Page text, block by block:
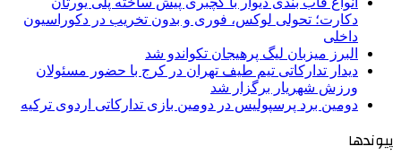
دکارت؛ تحولی لوکس، فوری و بدون تخریب در دکوراسیون
داخلی
البرز میزبان لیگ پرهیجان تکواندو شد
دیدار تدارکاتی تیم طیف تهران در کرج با حضور مسئولان
ورزش شهریار برگزار شد
دومین برد پرسپولیس در دومین بازی تدارکاتی اردوی ترکیه
پیوندها